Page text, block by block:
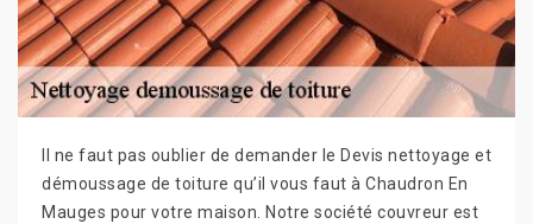
Il ne faut pas oublier de demander le Devis nettoyage et
démoussage de toiture qu’il vous faut à Chaudron En
Mauges pour votre maison. Notre société couvreur est